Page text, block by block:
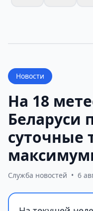
Новости
На 18
Беларуси
суточные
Служба новостей • 6